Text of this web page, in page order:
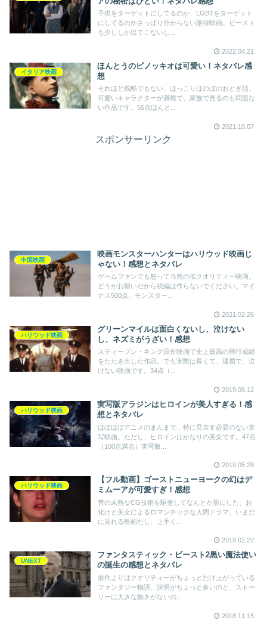
子供をターゲットにしてるのか、LGBTをターゲット
にしてるのかさっぱり分からない誰得映画。ビースト
も少ししか出てこないし...
2022.04.21
イタリア映画
ほんとうのピノッキオは可愛い！ネタバレ感
想
それほど残酷でもない、ほっこりほのぼのおとぎ話。
可愛いキャラクターが満載で、家族で見るのも問題な
い作品です。55点ほんと...
2021.10.07
スポンサーリンク
中国映画
映画モンスターハンターはハリウッド映画じ
ゃない！感想とネタバレ
ゲームファンでも怒って当然の低クオリティー映画。
どうかお願いだから続編は作らないでください。マイ
ナス500点。モンスター...
2021.02.26
ハリウッド映画
グリーンマイルは面白くないし、泣けない
し、ネズミがうざい！感想
スティーブン・キング原作映画で史上最高の興行成績
をたたき出した作品。でも実際は長くて、退屈で、泣
けない映画です。34点（...
2019.06.12
ハリウッド映画
実写版アラジンはヒロインが美人すぎる！感
想とネタバレ
ほぼほぼアニメのまんまで、特に見直す必要のない実
写映画。ただし、ヒロインはかなりの美女です。47点
（100点満点）実写版...
2019.05.28
ハリウッド映画
【フル動画】ゴーストニューヨークの幻はデ
ミムーアが可愛すぎ！感想
昔の未熟なCG技術を駆使してなんとか形にした、お
化けと美女によるロマンチックな人間ドラマ。いまだ
に見れる映画だし、上手く...
2019.02.22
UNEXT
ファンタスティック・ビースト2黒い魔法使い
の誕生の感想とネタバレ
前作よりはクオリティーがちょっとだけ上がっている
ファンタジー物語。説明がちょっと多いのと、ストー
リーに大きな動きがないの...
2018.11.15